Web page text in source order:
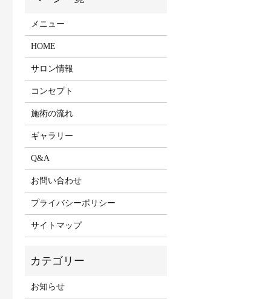
メニュー
HOME
サロン情報
コンセプト
施術の流れ
ギャラリー
Q&A
お問い合わせ
プライバシーポリシー
サイトマップ
お知らせ